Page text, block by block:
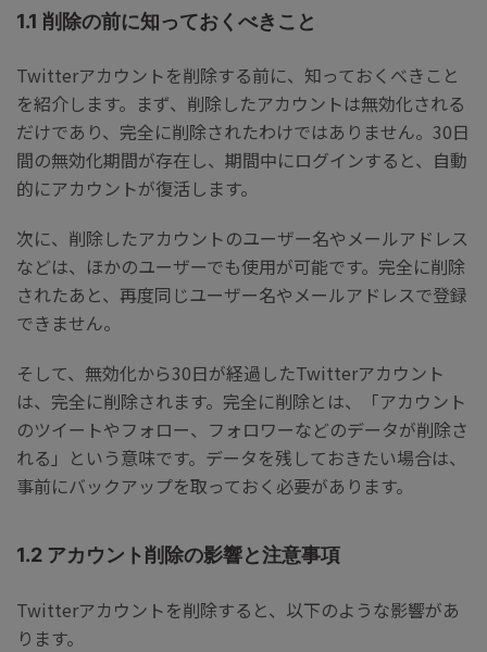
1.1 削除の前に知っておくべきこと
Twitterアカウントを削除する前に、知っておくべきこと
を紹介します。まず、削除したアカウントは無効化される
だけであり、完全に削除されたわけではありません。30日
間の無効化期間が存在し、期間中にログインすると、自動
的にアカウントが復活します。
次に、削除したアカウントのユーザー名やメールアドレス
などは、ほかのユーザーでも使用が可能です。完全に削除
されたあと、再度同じユーザー名やメールアドレスで登録
できません。
そして、無効化から30日が経過したTwitterアカウント
は、完全に削除されます。完全に削除とは、「アカウント
のツイートやフォロー、フォロワーなどのデータが削除さ
れる」という意味です。データを残しておきたい場合は、
事前にバックアップを取っておく必要があります。
1.2 アカウント削除の影響と注意事項
Twitterアカウントを削除すると、以下のような影響があ
ります。